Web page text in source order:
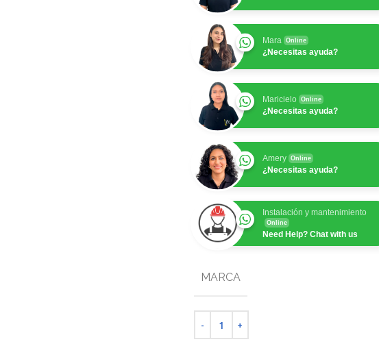
Mara Online
¿Necesitas ayuda?
Maricielo Online
¿Necesitas ayuda?
Amery Online
¿Necesitas ayuda?
Instalación y mantenimiento
Online
Need Help? Chat with us
MARCA